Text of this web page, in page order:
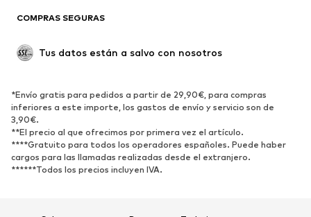
COMPRAS SEGURAS
Tus datos están a salvo con nosotros
*Envío gratis para pedidos a partir de 29,90€, para compras
inferiores a este importe, los gastos de envío y servicio son de
3,90€.
**El precio al que ofrecimos por primera vez el artículo.
****Gratuito para todos los operadores españoles. Puede haber
cargos para las llamadas realizadas desde el extranjero.
******Todos los precios incluyen IVA.